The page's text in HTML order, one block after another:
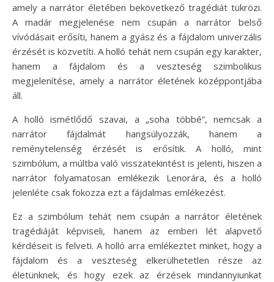
amely a narrátor életében bekövetkező tragédiát tükrözi.
A madár megjelenése nem csupán a narrátor belső
vívódásait erősíti, hanem a gyász és a fájdalom univerzális
érzését is közvetíti. A holló tehát nem csupán egy karakter,
hanem a fájdalom és a veszteség szimbolikus
megjelenítése, amely a narrátor életének középpontjába
áll.
A holló ismétlődő szavai, a „soha többé”, nemcsak a
narrátor fájdalmát hangsúlyozzák, hanem a
reménytelenség érzését is erősítik. A holló, mint
szimbólum, a múltba való visszatekintést is jelenti, hiszen a
narrátor folyamatosan emlékezik Lenorára, és a holló
jelenléte csak fokozza ezt a fájdalmas emlékezést.
Ez a szimbólum tehát nem csupán a narrátor életének
tragédiáját képviseli, hanem az emberi lét alapvető
kérdéseit is felveti. A holló arra emlékeztet minket, hogy a
fájdalom és a veszteség elkerülhetetlen része az
életünknek, és hogy ezek az érzések mindannyiunkat